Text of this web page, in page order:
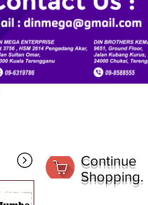
Continue
Shopping.